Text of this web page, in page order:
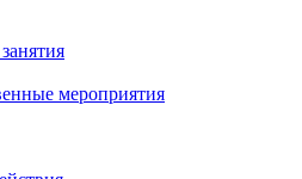
мероприятия